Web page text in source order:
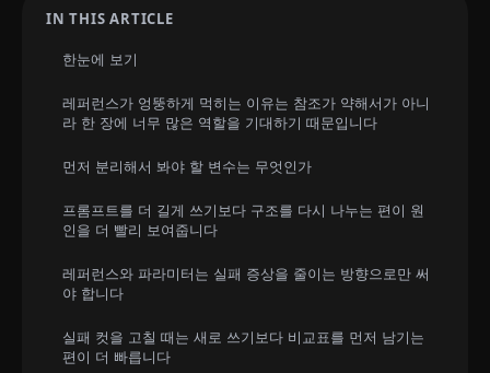
IN THIS ARTICLE
한눈에 보기
레퍼런스가 엉뚱하게 먹히는 이유는 참조가 약해서가 아니
라 한 장에 너무 많은 역할을 기대하기 때문입니다
먼저 분리해서 봐야 할 변수는 무엇인가
프롬프트를 더 길게 쓰기보다 구조를 다시 나누는 편이 원
인을 더 빨리 보여줍니다
레퍼런스와 파라미터는 실패 증상을 줄이는 방향으로만 써
야 합니다
실패 컷을 고칠 때는 새로 쓰기보다 비교표를 먼저 남기는
편이 더 빠릅니다